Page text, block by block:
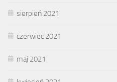
sierpień 2021
czerwiec 2021
maj 2021